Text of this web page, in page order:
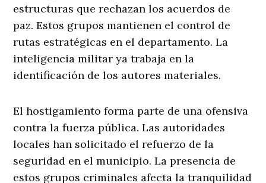
estructuras que rechazan los acuerdos de
paz. Estos grupos mantienen el control de
rutas estratégicas en el departamento. La
inteligencia militar ya trabaja en la
identificación de los autores materiales.
El hostigamiento forma parte de una ofensiva
contra la fuerza pública. Las autoridades
locales han solicitado el refuerzo de la
seguridad en el municipio. La presencia de
estos grupos criminales afecta la tranquilidad